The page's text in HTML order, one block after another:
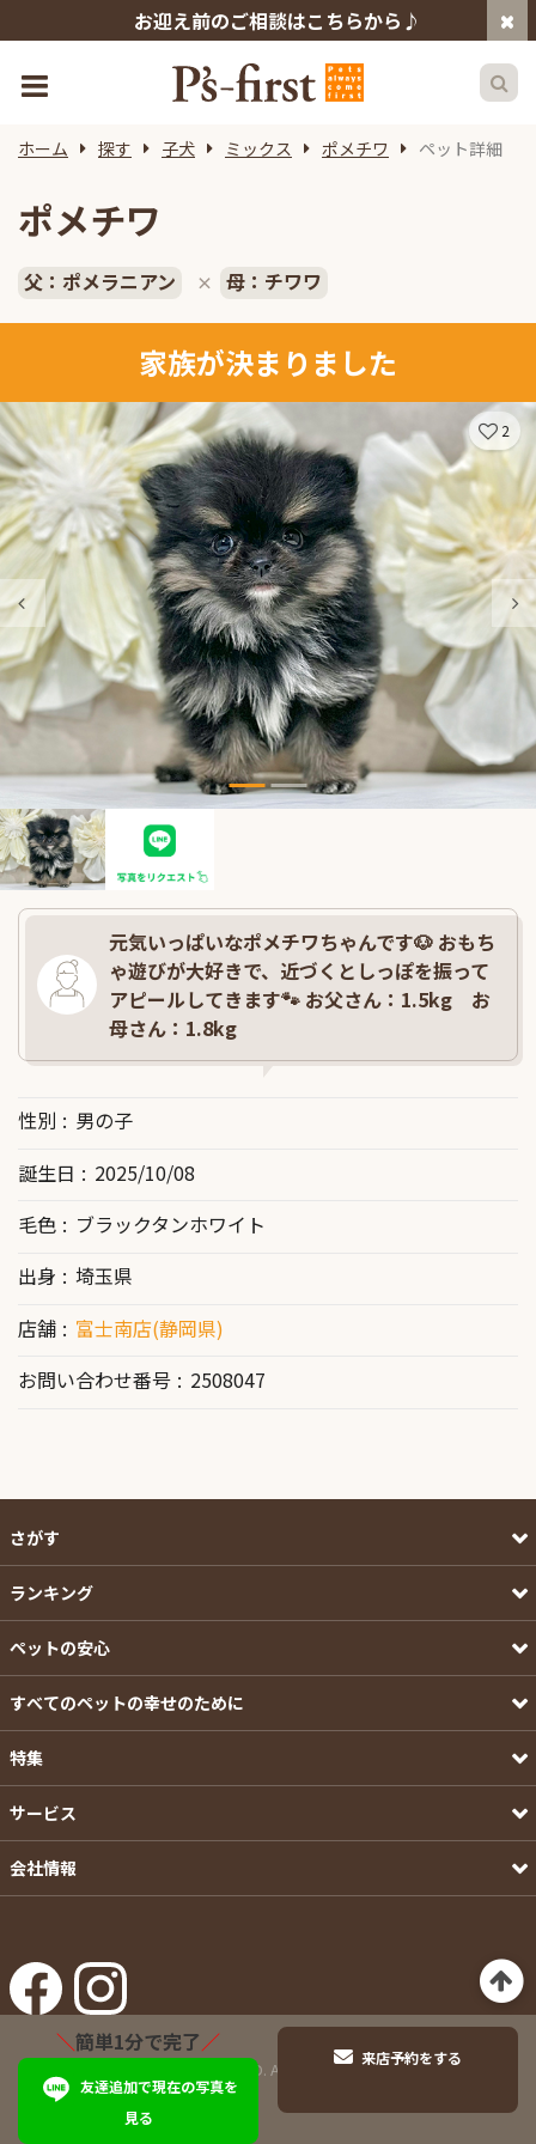
お迎え前のご相談はこちらから♪
ホーム 探す 子犬 ミックス ポメチワ ペット詳細
ポメチワ
父：ポメラニアン × 母：チワワ
家族が決まりました
2
元気いっぱいなポメチワちゃんです🐶 おもち
ゃ遊びが大好きで、近づくとしっぽを振って
アピールしてきます🐾 お父さん：1.5kg お
母さん：1.8kg
性別
男の子
誕生日
2025/10/08
毛色
ブラックタンホワイト
出身
埼玉県
店舗
富士南店(静岡県)
お問い合わせ番号
2508047
さがす
ランキング
ペットの安心
すべてのペットの幸せのために
特集
サービス
会社情報
©Pets-first CO.,LTD. All Rights Reserved.
＼簡単1分で完了／
友達追加で現在の写真を
見る
来店予約をする